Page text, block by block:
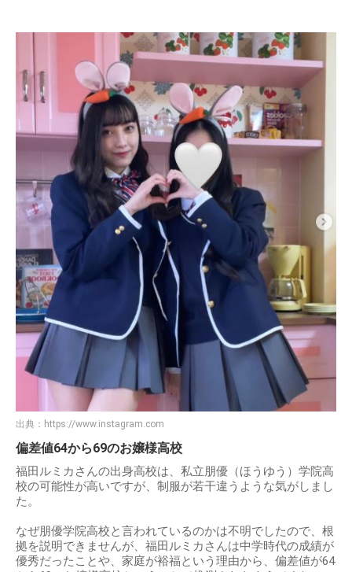
出典： https://www.instagram.com
偏差値64から69のお嬢様高校
福田ルミカさんの出身高校は、私立朋優（ほうゆう）学院高
校の可能性が高いですが、制服が若干違うような気がしまし
た。
なぜ朋優学院高校と言われているのかは不明でしたので、根
拠を説明できませんが、福田ルミカさんは中学時代の成績が
優秀だったことや、家庭が裕福という理由から、偏差値が64